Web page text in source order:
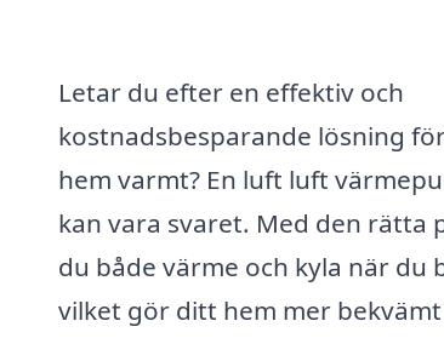
Letar du efter en effektiv och
kostnadsbesparande lösning
hem varmt? En luft luft
kan vara svaret. Med den rätta
du både värme och kyla när du
vilket gör ditt hem mer